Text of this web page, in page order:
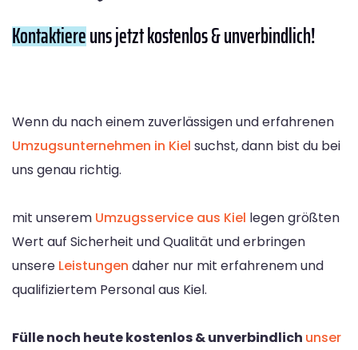
Kontaktiereuns jetzt kostenlos & unverbindlich!
Wenn du nach einem zuverlässigen und erfahrenen
Umzugsunternehmen in Kiel suchst, dann bist du bei
uns genau richtig.
mit unserem Umzugsservice aus Kiel legen größten
Wert auf Sicherheit und Qualität und erbringen
unsere Leistungen daher nur mit erfahrenem und
qualifiziertem Personal aus Kiel.
Fülle noch heute kostenlos & unverbindlich unser